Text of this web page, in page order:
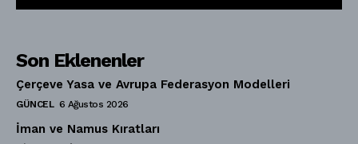
Son Eklenenler
Çerçeve Yasa ve Avrupa Federasyon Modelleri
GÜNCEL 6 Ağustos 2026
İman ve Namus Kıratları